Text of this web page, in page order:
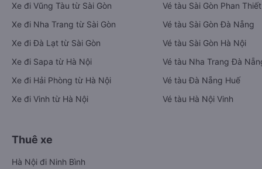
Xe đi Vũng Tàu từ Sài Gòn
Xe đi Nha Trang từ Sài Gòn
Xe đi Đà Lạt từ Sài Gòn
Xe đi Sapa từ Hà Nội
Xe đi Hải Phòng từ Hà Nội
Xe đi Vinh từ Hà Nội
Vé tàu Sài Gòn Phan Thiết
Vé tàu Sài Gòn Đà Nẵng
Vé tàu Sài Gòn Hà Nội
Vé tàu Nha Trang Đà
Vé tàu Đà Nẵng Huế
Vé tàu Hà Nội Vinh
Thuê xe
Hà Nội đi Ninh Bình